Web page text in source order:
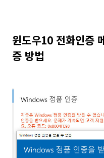
윈도우10 전화인증
증 방법